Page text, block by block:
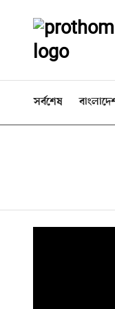
সর্বশেষ